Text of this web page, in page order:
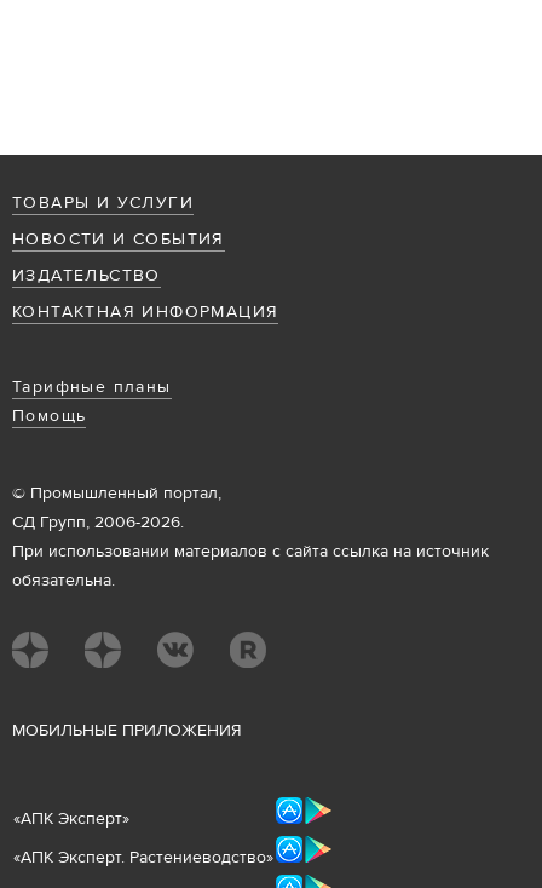
ТОВАРЫ И УСЛУГИ
НОВОСТИ И СОБЫТИЯ
ИЗДАТЕЛЬСТВО
КОНТАКТНАЯ ИНФОРМАЦИЯ
Тарифные планы
Помощь
© Промышленный портал,
СД Групп, 2006-2026.
При использовании материалов с сайта ссылка на источник
обязательна.
МОБИЛЬНЫЕ ПРИЛОЖЕНИЯ
«АПК Эксперт»
«АПК Эксперт. Растениеводство»